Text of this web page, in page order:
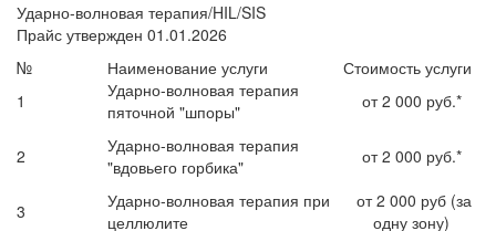
Ударно-волновая терапия/HIL/SIS
Прайс утвержден 01.01.2026
№
Наименование услуги
Стоимость услуги
1
Ударно-волновая терапия
пяточной "шпоры"
от 2 000 руб.*
2
Ударно-волновая терапия
"вдовьего горбика"
от 2 000 руб.*
3
Ударно-волновая терапия при
целлюлите
от 2 000 руб (за
одну зону)